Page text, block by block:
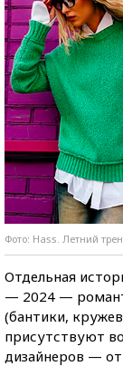
Фото: Hass. Летний
Отдельная
— 2024 —
(бантики,
присутствуют
дизайнеров —